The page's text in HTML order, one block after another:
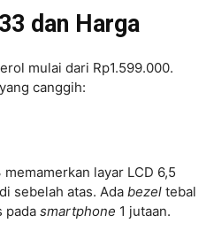
dan Harga
mulai dari Rp1.599.000.
canggih:
layar LCD 6,5
di sebelah atas. Ada bezel tebal
pada smartphone 1 jutaan.